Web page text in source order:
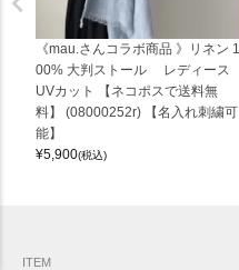
《mau.さんコラボ商品 》リネン 1
00% 大判ストール レディース
UVカット 【ネコポスで送料無
料】 (08000252r) 【名入れ刺繍可
能】
¥5,900(税込)
ITEM